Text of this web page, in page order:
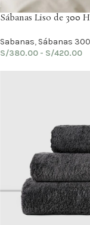
Sábanas Liso de 300
Sabanas, Sábanas
S/380.00 - S/420.00